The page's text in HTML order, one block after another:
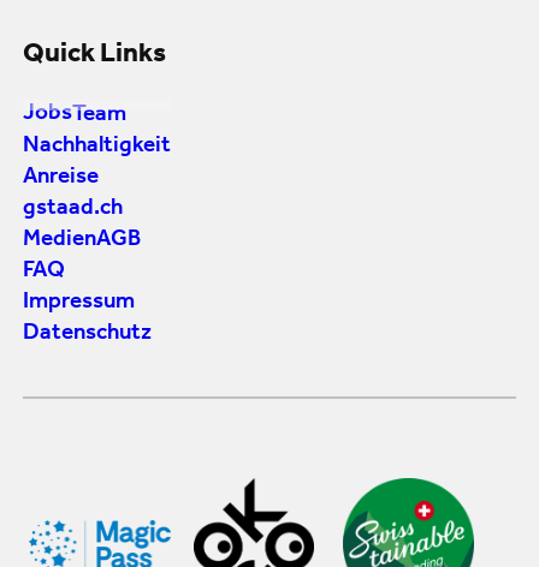
Quick Links
Jobs Team
Nachhaltigkeit
Anreise
gstaad.ch
MedienAGB
FAQ
Impressum
Datenschutz